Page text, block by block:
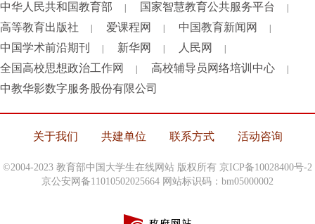
中华人民共和国教育部 国家智慧教育公共服务平台
高等教育出版社 爱课程网 中国教育新闻网
中国学术前沿期刊 新华网 人民网
全国高校思想政治工作网 高校辅导员网络培训中心
中教华影数字服务股份有限公司
关于我们 共建单位 联系方式 活动咨询
©2004-2023 教育部中国大学生在线网站 版权所有 京ICP备10028400号-2
京公安网备11010502025664 网站标识码：bm05000002